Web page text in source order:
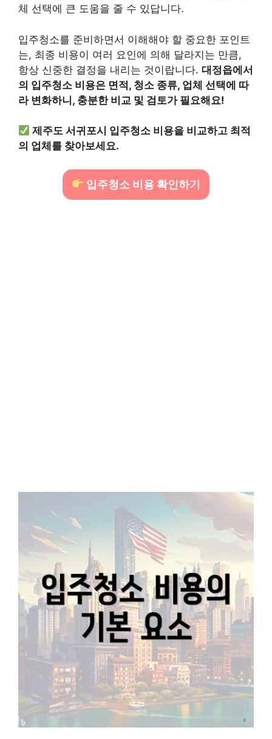
체 선택에 큰 도움을 줄 수 있답니다.
입주청소를 준비하면서 이해해야 할 중요한 포인트
는, 최종 비용이 여러 요인에 의해 달라지는 만큼,
항상 신중한 결정을 내리는 것이랍니다. 대정읍에서
의 입주청소 비용은 면적, 청소 종류, 업체 선택에 따
라 변화하니, 충분한 비교 및 검토가 필요해요!
제주도 서귀포시 입주청소 비용을 비교하고 최적
의 업체를 찾아보세요.
입주청소 비용 확인하기